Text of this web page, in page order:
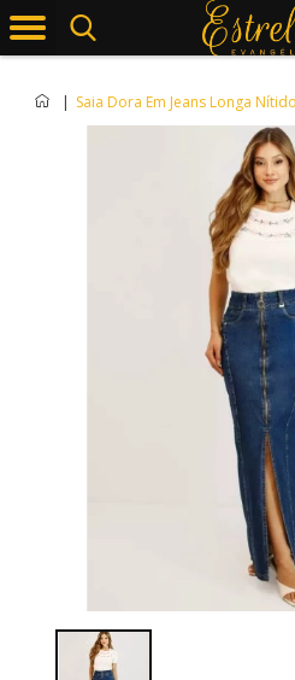
| Saia Dora Em Jeans Longa